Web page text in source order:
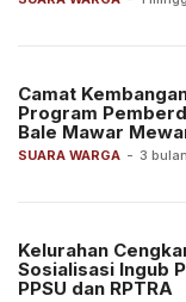
SUARA WARGA - 3
Camat
Program
Bale Mawar
Kelurahan
Sosialisasi Ingub
PPSU dan RPTRA